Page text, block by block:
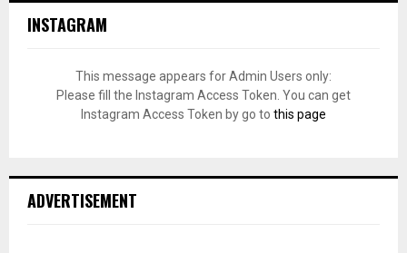
INSTAGRAM
This message appears for Admin Users only:
Please fill the Instagram Access Token. You can get
Instagram Access Token by go to this page
ADVERTISEMENT